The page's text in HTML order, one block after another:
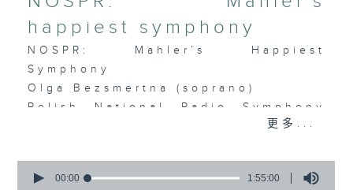
happiest symphony
NOSPR: Mahler’s Happiest
Symphony
Olga Bezsmertna (soprano)
Polish National Radio Symphony
MAHLER
Symphony No. 4 in G major (58’)
更多...
seconds
00:00 1:55:00